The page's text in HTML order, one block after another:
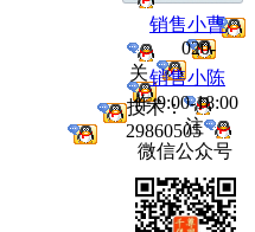
销售小曹
销售小陈
作:9:00-18:00
技术：
020-
29860505
关
注
微信公众号